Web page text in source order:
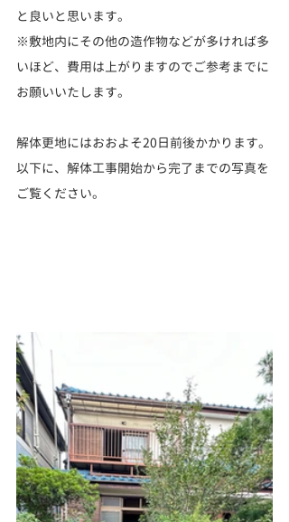
と良いと思います。
※敷地内にその他の造作物などが多ければ多
いほど、費用は上がりますのでご参考までに
お願いいたします。
解体更地にはおおよそ20日前後かかります。
以下に、解体工事開始から完了までの写真を
ご覧ください。